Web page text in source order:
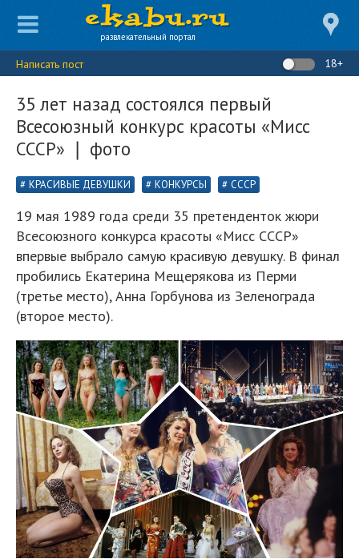
развлекательный портал
Написать пост 18+
35 лет назад состоялся первый
Всесоюзный конкурс красоты «Мисс
СССР» ❘ фото
КРАСИВЫЕ ДЕВУШКИ КОНКУРСЫ СССР
19 мая 1989 года среди 35 претенденток жюри
Всесоюзного конкурса красоты «Мисс СССР»
впервые выбрало самую красивую девушку. В финал
пробились Екатерина Мещерякова из Перми
(третье место), Анна Горбунова из Зеленограда
(второе место).